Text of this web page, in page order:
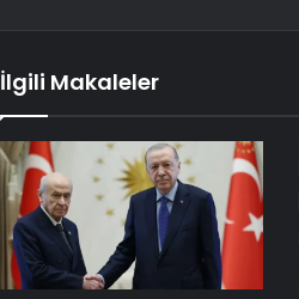
İlgili Makaleler